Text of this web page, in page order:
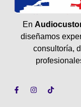
En
diseñamos
consultoría,